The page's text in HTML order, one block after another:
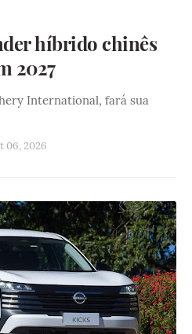
híbrido chinês
2027
International, fará sua
06, 2026